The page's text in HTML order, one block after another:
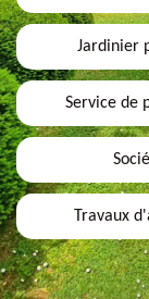
Jardinier
Service de
Travaux